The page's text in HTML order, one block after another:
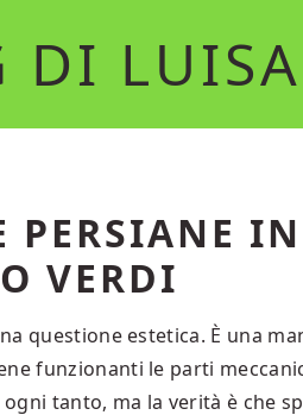
DI
PERSIANE IN
VERDI
questione estetica. È una
funzionanti le parti
tanto, ma la verità è che